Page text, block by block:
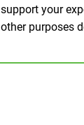
support your
other purposes